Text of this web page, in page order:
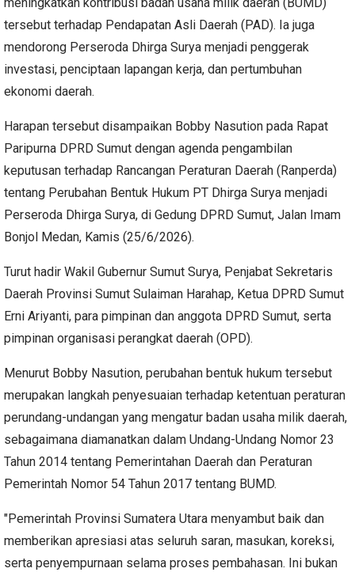
tersebut terhadap Pendapatan Asli Daerah (PAD). Ia juga
mendorong Perseroda Dhirga Surya menjadi penggerak
investasi, penciptaan lapangan kerja, dan pertumbuhan
ekonomi daerah.
Harapan tersebut disampaikan Bobby Nasution pada Rapat
Paripurna DPRD Sumut dengan agenda pengambilan
keputusan terhadap Rancangan Peraturan Daerah (Ranperda)
tentang Perubahan Bentuk Hukum PT Dhirga Surya menjadi
Perseroda Dhirga Surya, di Gedung DPRD Sumut, Jalan Imam
Bonjol Medan, Kamis (25/6/2026).
Turut hadir Wakil Gubernur Sumut Surya, Penjabat Sekretaris
Daerah Provinsi Sumut Sulaiman Harahap, Ketua DPRD Sumut
Erni Ariyanti, para pimpinan dan anggota DPRD Sumut, serta
pimpinan organisasi perangkat daerah (OPD).
Menurut Bobby Nasution, perubahan bentuk hukum tersebut
merupakan langkah penyesuaian terhadap ketentuan peraturan
perundang-undangan yang mengatur badan usaha milik daerah,
sebagaimana diamanatkan dalam Undang-Undang Nomor 23
Tahun 2014 tentang Pemerintahan Daerah dan Peraturan
Pemerintah Nomor 54 Tahun 2017 tentang BUMD.
"Pemerintah Provinsi Sumatera Utara menyambut baik dan
memberikan apresiasi atas seluruh saran, masukan, koreksi,
serta penyempurnaan selama proses pembahasan. Ini bukan